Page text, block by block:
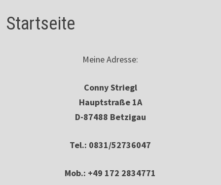
Startseite
Meine Adresse:
Conny Striegl
Hauptstraße 1A
D-87488 Betzigau
Tel.: 0831/52736047
Mob.: +49 172 2834771